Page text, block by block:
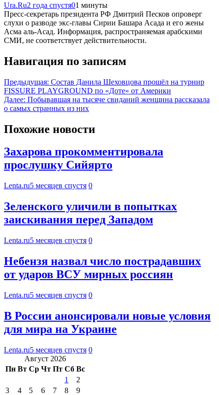
Ura.Ru2 года спустя01 минуты
Пресс-секретарь президента РФ Дмитрий Песков опроверг
слухи о разводе экс-главы Сирии Башара Асада и его жены
Асма аль-Асад. Информация, распространяемая арабскими
СМИ, не соответствует действительности.
Навигация по записям
Предыдущая: Состав Данила Шеховцова прошёл на турнир
FISSURE PLAYGROUND по «Доте» от Америки
Далее: Побывавшая на тысяче свиданий женщина рассказала
о самых странных из них
Похожие новости
Захарова прокомментировала
прослушку Сийярто
Lenta.ru5 месяцев спустя 0
Зеленского уличили в попытках
заискивания перед Западом
Lenta.ru5 месяцев спустя 0
Небензя назвал число пострадавших
от ударов ВСУ мирных россиян
Lenta.ru5 месяцев спустя 0
В России анонсировали новые условия
для мира на Украине
Lenta.ru5 месяцев спустя 0
Август 2026
Пн Вт Ср Чт Пт Сб Вс
1
2
3
4 5 6 7 8
9